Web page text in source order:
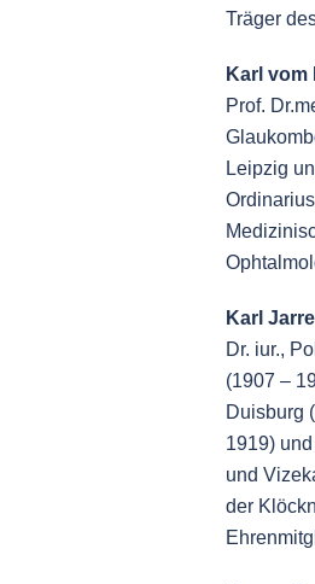
Träger
Karl vom
Prof.
Leipzig
Karl
Dr. iur.,
(1907 –
Duisburg
1919)
und
der